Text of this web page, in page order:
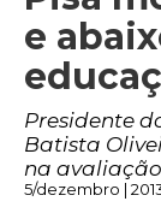
e
Presidente
Batista
na
5/dezembro |